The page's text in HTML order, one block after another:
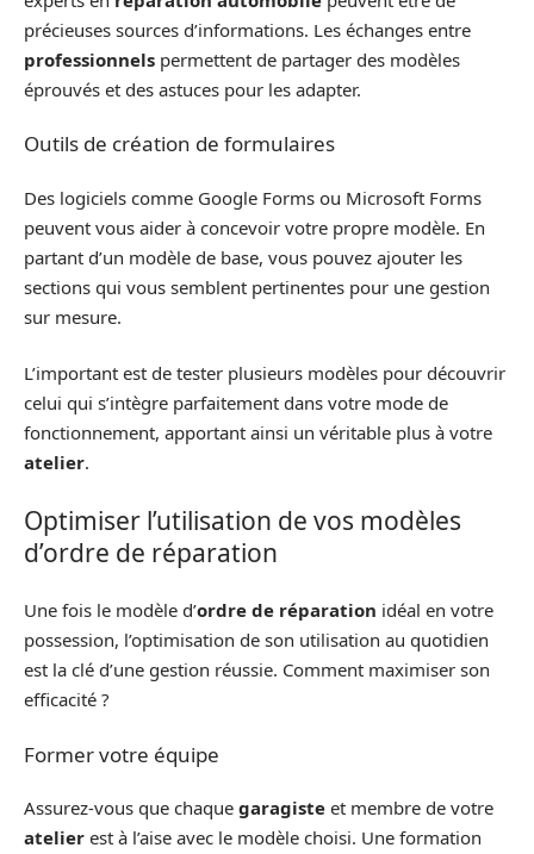
précieuses sources d’informations. Les échanges entre
professionnels permettent de partager des modèles
éprouvés et des astuces pour les adapter.
Outils de création de formulaires
Des logiciels comme Google Forms ou Microsoft Forms
peuvent vous aider à concevoir votre propre modèle. En
partant d’un modèle de base, vous pouvez ajouter les
sections qui vous semblent pertinentes pour une gestion
sur mesure.
L’important est de tester plusieurs modèles pour découvrir
celui qui s’intègre parfaitement dans votre mode de
fonctionnement, apportant ainsi un véritable plus à votre
atelier.
Optimiser l’utilisation de vos modèles
d’ordre de réparation
Une fois le modèle d’ordre de réparation idéal en votre
possession, l’optimisation de son utilisation au quotidien
est la clé d’une gestion réussie. Comment maximiser son
efficacité ?
Former votre équipe
Assurez-vous que chaque garagiste et membre de votre
atelier est à l’aise avec le modèle choisi. Une formation